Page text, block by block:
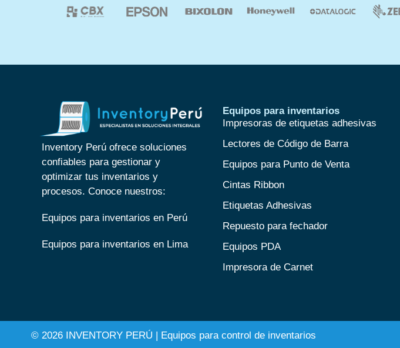
Inventory Perú ofrece soluciones
confiables para gestionar y
optimizar tus inventarios y
procesos. Conoce nuestros:
Equipos para inventarios en Perú
Equipos para inventarios en Lima
Equipos para inventarios
Impresoras de etiquetas adhesivas
Lectores de Código de Barra
Equipos para Punto de Venta
Cintas Ribbon
Etiquetas Adhesivas
Repuesto para fechador
Equipos PDA
Impresora de Carnet
© 2026 INVENTORY PERÚ | Equipos para control de inventarios